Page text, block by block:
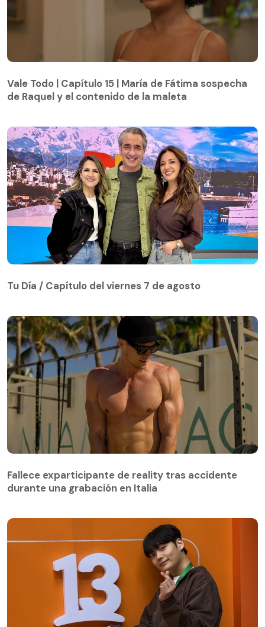
de Raquel y el contenido de la maleta
Vale Todo | Capítulo 15 | María de Fátima sospecha
de Raquel y el contenido de la maleta
Tu Día / Capítulo del viernes 7 de agosto
Fallece exparticipante de reality tras accidente
durante una grabación en Italia